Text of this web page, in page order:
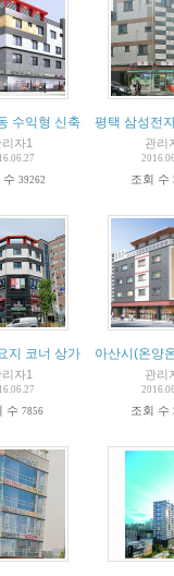
수익형 신축상가주택
리자1
수 39262
평택 삼성전
관리
조회 수
지 코너 상가건물(수익률
리자1
수 7856
아산시(온양
관리
조회 수